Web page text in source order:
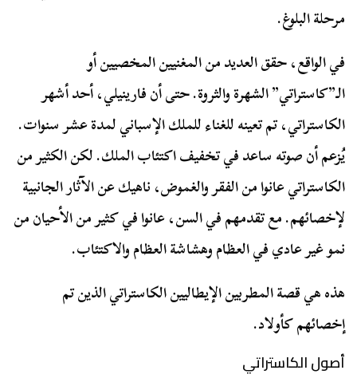
مرحلة البلوغ.
في الواقع، حقق العديد من المغنيين المخصيين أو
الـ”كاستراتي” الشهرة والثروة. حتى أن فارينيلي، أحد أشهر
الكاستراتي، تم تعينه للغناء للملك الإسباني لمدة عشر سنوات.
يُزعم أن صوته ساعد في تخفيف اكتئاب الملك. لكن الكثير من
الكاستراتي عانوا من الفقر والغموض، ناهيك عن الآثار الجانبية
لإخصائهم. مع تقدمهم في السن، عانوا في كثير من الأحيان من
نمو غير عادي في العظام وهشاشة العظام والاكتئاب.
هذه هي قصة المطربين الإيطاليين الكاستراتي الذين تم
إخصائهم كأولاد.
أصول الكاستراتي